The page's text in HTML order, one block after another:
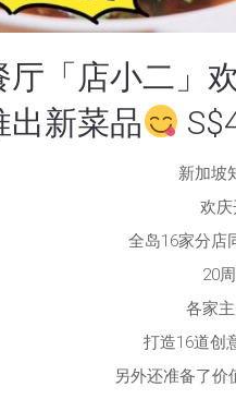
厅「店小二」
出新菜品
新加坡
欢
全岛16家分店
20
各家
打造16道创
另外还准备了价